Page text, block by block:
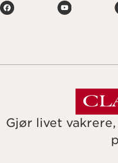
Gjør livet